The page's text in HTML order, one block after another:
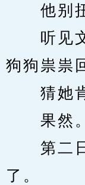
他别扭
听见文
狗狗祟祟
猜她肯
果然。
第二日
了。